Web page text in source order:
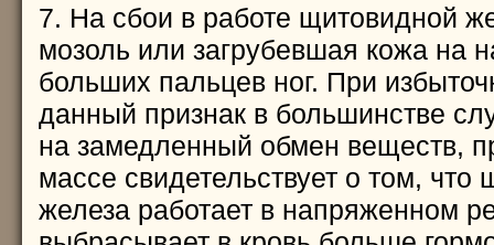
7. На сбои в работе щитовидной
мозоль или загрубевшая кожа на
больших пальцев ног. При
данный признак в большинстве
на замедленный обмен веществ,
массе свидетельствует о том, что
железа работает в напряженном